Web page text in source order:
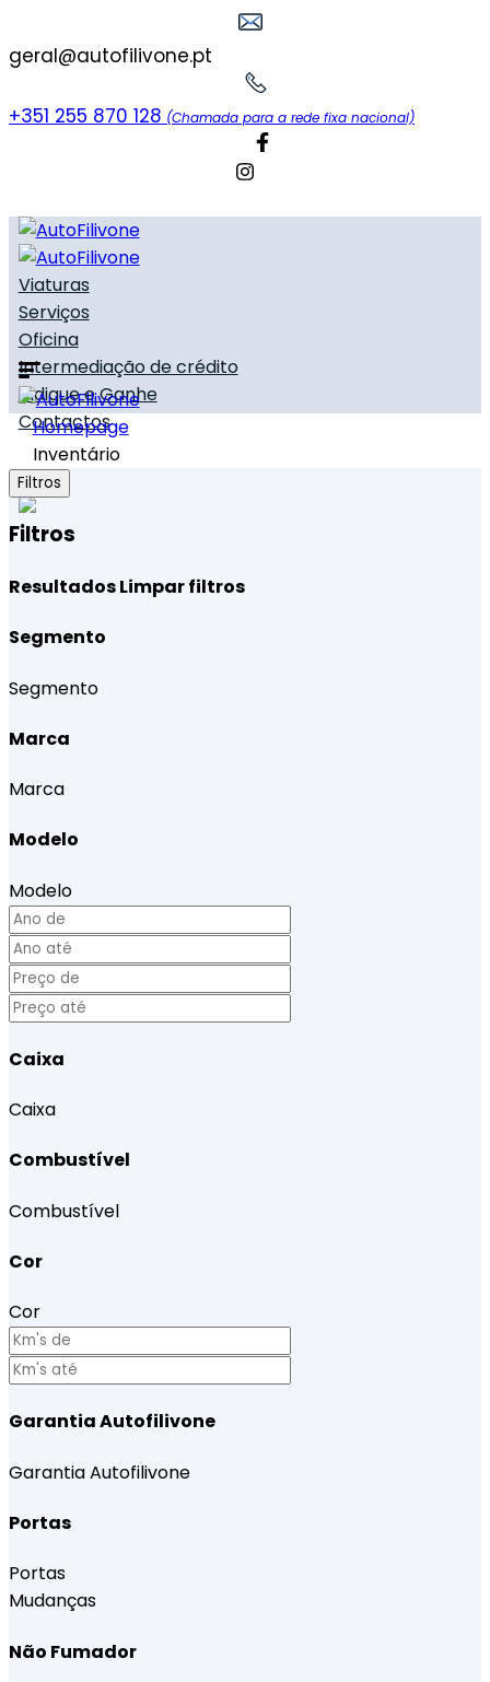
geral@autofilivone.pt
+351 255 870 128 (Chamada para a rede fixa nacional)
Viaturas
Serviços
Oficina
Intermediação de crédito
Indique e Ganhe
Contactos
Homepage
Inventário
Filtros
Filtros
ResultadosLimpar filtros
Segmento
Segmento
Marca
Marca
Modelo
Modelo
Caixa
Caixa
Combustível
Combustível
Cor
Cor
Garantia Autofilivone
Garantia Autofilivone
Portas
Portas
Mudanças
Não Fumador